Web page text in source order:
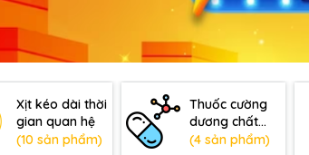
Xịt kéo dài thời
gian quan hệ
(10 sản phẩm)
Thuốc cường
dương chất
lượng
(4 sản phẩm)